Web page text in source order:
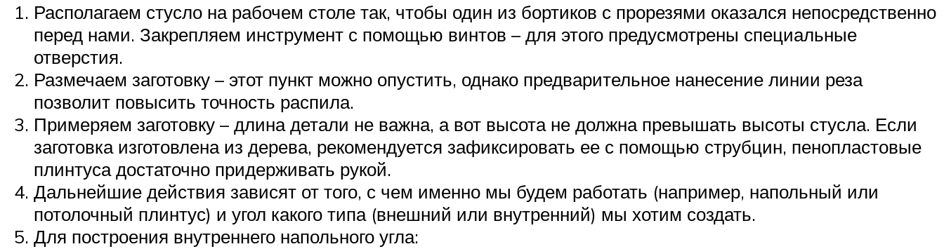
Располагаем стусло на рабочем столе так, чтобы один из бортиков с прорезями оказался непосредственно
перед нами. Закрепляем инструмент с помощью винтов – для этого предусмотрены специальные
отверстия.
Размечаем заготовку – этот пункт можно опустить, однако предварительное нанесение линии реза
позволит повысить точность распила.
Примеряем заготовку – длина детали не важна, а вот высота не должна превышать высоты стусла. Если
заготовка изготовлена из дерева, рекомендуется зафиксировать ее с помощью струбцин, пенопластовые
плинтуса достаточно придерживать рукой.
Дальнейшие действия зависят от того, с чем именно мы будем работать (например, напольный или
потолочный плинтус) и угол какого типа (внешний или внутренний) мы хотим создать.
Для построения внутреннего напольного угла: